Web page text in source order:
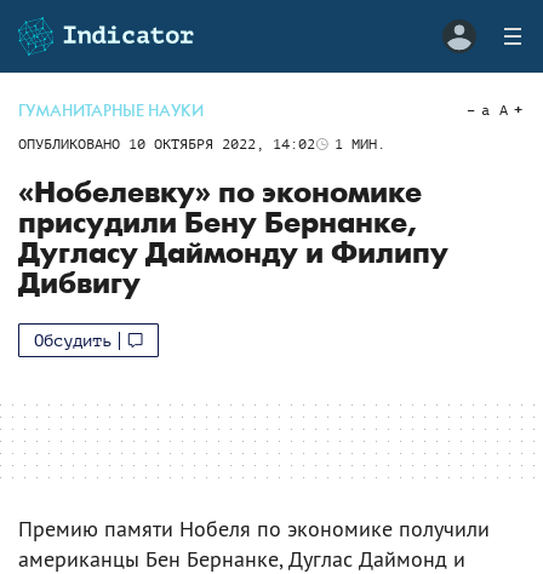
ГУМАНИТАРНЫЕ НАУКИ
ОПУБЛИКОВАНО 10 ОКТЯБРЯ 2022, 14:02 1 МИН.
a A
«Нобелевку» по экономике
присудили Бену Бернанке,
Дугласу Даймонду и Филипу
Дибвигу
Обсудить
Премию памяти Нобеля по экономике получили
американцы Бен Бернанке, Дуглас Даймонд и